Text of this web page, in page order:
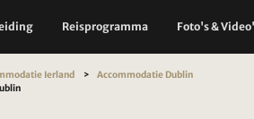
Reisprogramma Foto's &
Ierland
Accommodatie Dublin